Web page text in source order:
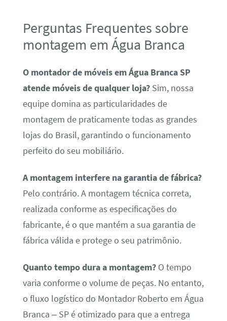
Perguntas Frequentes sobre
montagem em Água Branca
O montador de móveis em Água Branca SP
atende móveis de qualquer loja?Sim, nossa
equipe domina as particularidades de
montagem de praticamente todas as grandes
lojas do Brasil, garantindo o funcionamento
perfeito do seu mobiliário.
A montagem interfere na garantia de fábrica?
Pelo contrário. A montagem técnica correta,
realizada conforme as especificações do
fabricante, é o que mantém a sua garantia de
fábrica válida e protege o seu patrimônio.
Quanto tempo dura a montagem?O tempo
varia conforme o volume de peças. No entanto,
o fluxo logístico do Montador Roberto em Água
Branca – SP é otimizado para que a entrega